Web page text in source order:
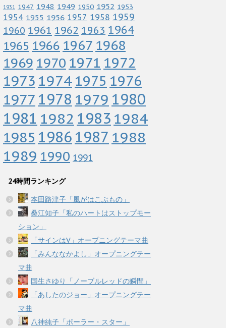
1931 1947 1948 1949 1950 1952 1953
1954 1955 1956 1957 1958 1959
1960 1961 1962 1963 1964
1965 1966 1967 1968
1969 1970 1971 1972
1973 1974 1975 1976
1977 1978 1979 1980
1981 1982 1983 1984
1985 1986 1987 1988
1989 1990 1991
24時間ランキング
本田路津子「風がはこぶもの」
桑江知子「私のハートはストップモー
ション」
「サインはV」オープニングテーマ曲
「みんななかよし」オープニングテー
マ曲
国生さゆり「ノーブルレッドの瞬間」
「あしたのジョー」オープニングテー
マ曲
八神純子「ポーラー・スター」